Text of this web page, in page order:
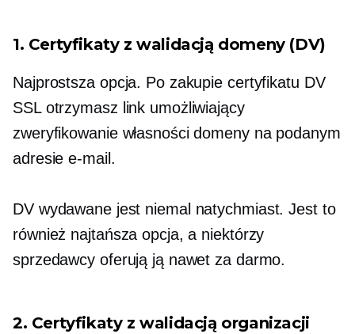
1. Certyfikaty z walidacją domeny (DV)
Najprostsza opcja. Po zakupie certyfikatu DV
SSL otrzymasz link umożliwiający
zweryfikowanie własności domeny na podanym
adresie e-mail.
DV wydawane jest niemal natychmiast. Jest to
również najtańsza opcja, a niektórzy
sprzedawcy oferują ją nawet za darmo.
2. Certyfikaty z walidacją organizacji